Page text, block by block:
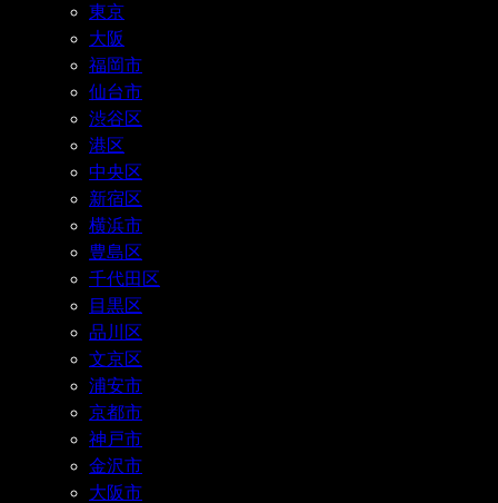
東京
大阪
福岡市
仙台市
渋谷区
港区
中央区
新宿区
横浜市
豊島区
千代田区
目黒区
品川区
文京区
浦安市
京都市
神戸市
金沢市
大阪市